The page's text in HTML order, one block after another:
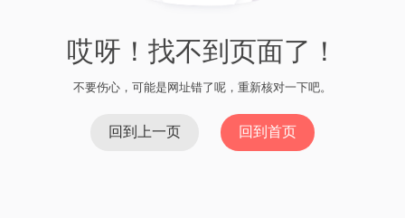
哎呀！找不到页面了！
不要伤心，可能是网址错了呢，重新核对一下吧。
回到上一页 回到首页